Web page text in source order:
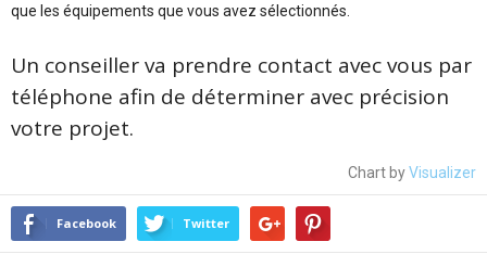
que les équipements que vous avez sélectionnés.
Un conseiller va prendre contact avec vous par
téléphone afin de déterminer avec précision
votre projet.
Chart byVisualizer
Facebook Twitter